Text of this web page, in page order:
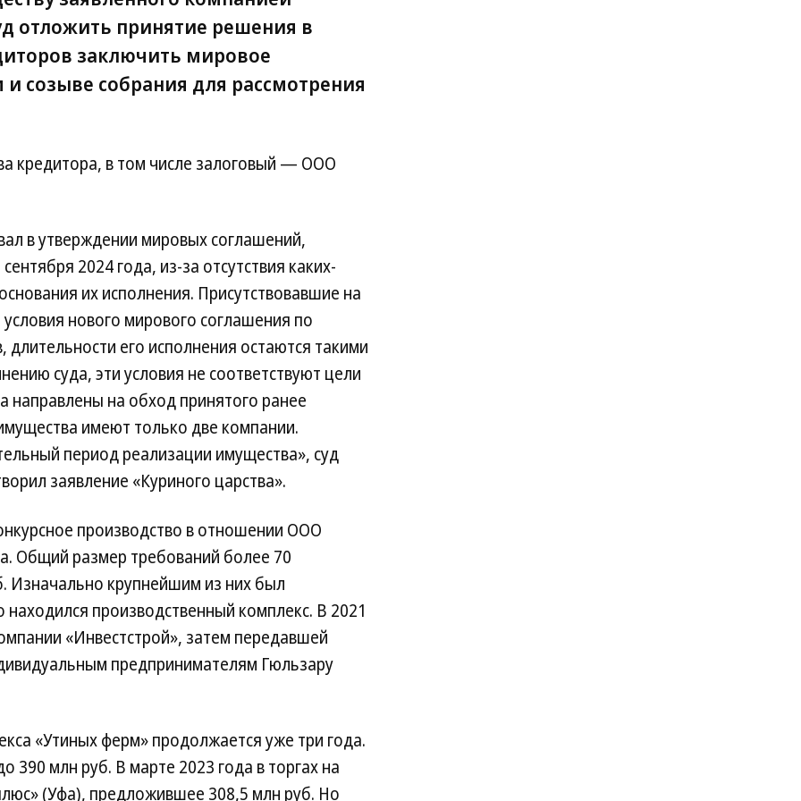
отложить принятие решения в
заключить мировое
созыве собрания для рассмотрения
кредитора, в том числе залоговый — ООО
в утверждении мировых соглашений,
2024 года, из-за отсутствия каких-
их исполнения. Присутствовавшие на
нового мирового соглашения по
длительности его исполнения остаются такими
суда, эти условия не соответствуют цели
направлены на обход принятого ранее
имеют только две компании.
период реализации имущества», суд
заявление «Куриного царства».
производство в отношении ООО
Общий размер требований более 70
Изначально крупнейшим из них был
находился производственный комплекс. В 2021
«Инвестстрой», затем передавшей
предпринимателям Гюльзару
«Утиных ферм» продолжается уже три года.
390 млн руб. В марте 2023 года в торгах на
(Уфа), предложившее 308,5 млн руб. Но